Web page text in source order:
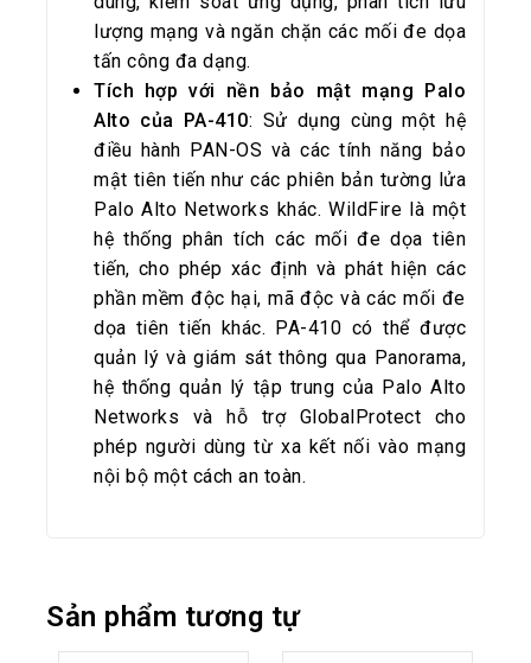
lượng mạng và ngăn chặn các mối đe dọa
tấn công đa dạng.
Tích hợp với nền bảo mật mạng Palo
Alto của PA-410: Sử dụng cùng một hệ
điều hành PAN-OS và các tính năng bảo
mật tiên tiến như các phiên bản tường lửa
Palo Alto Networks khác. WildFire là một
hệ thống phân tích các mối đe dọa tiên
tiến, cho phép xác định và phát hiện các
phần mềm độc hại, mã độc và các mối đe
dọa tiên tiến khác. PA-410 có thể được
quản lý và giám sát thông qua Panorama,
hệ thống quản lý tập trung của Palo Alto
Networks và hỗ trợ GlobalProtect cho
phép người dùng từ xa kết nối vào mạng
nội bộ một cách an toàn.
Sản phẩm tương tự